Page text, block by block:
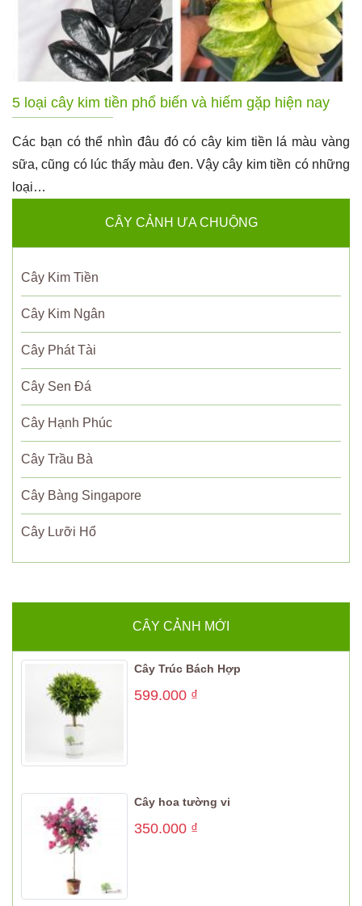
5 loại cây kim tiền phổ biến và hiếm gặp hiện nay
Các bạn có thể nhìn đâu đó có cây kim tiền lá màu vàng
sữa, cũng có lúc thấy màu đen. Vậy cây kim tiền có những
loại…
CÂY CẢNH ƯA CHUỘNG
Cây Kim Tiền
Cây Kim Ngân
Cây Phát Tài
Cây Sen Đá
Cây Hạnh Phúc
Cây Trầu Bà
Cây Bàng Singapore
Cây Lưỡi Hổ
CÂY CẢNH MỚI
Cây Trúc Bách Hợp
599.000 ₫
Cây hoa tường vi
350.000 ₫